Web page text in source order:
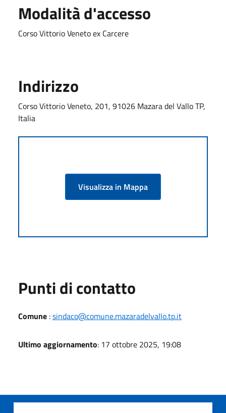
Modalità d'accesso
Corso Vittorio Veneto ex Carcere
Indirizzo
Corso Vittorio Veneto, 201, 91026 Mazara del Vallo TP,
Italia
Visualizza in Mappa
Punti di contatto
Comune :sindaco@comune.mazaradelvallo.tp.it
Ultimo aggiornamento: 17 ottobre 2025, 19:08